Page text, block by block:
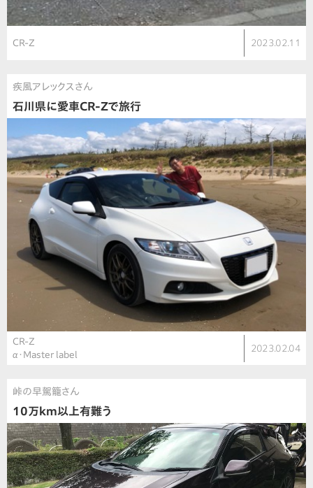
CR-Z 2023.02.11
疾風アレックスさん
石川県に愛車CR-Zで旅行
CR-Z
α・Master label
2023.02.04
峠の早駕籠さん
10万km以上有難う